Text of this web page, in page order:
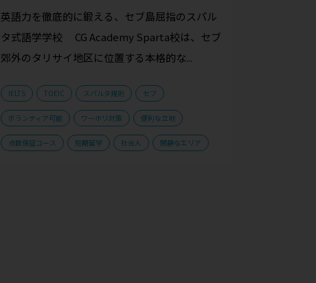
英語力を徹底的に鍛える、セブ島屈指のスパル
タ式語学学校 CG Academy Sparta校は、セブ
郊外のタリサイ地区に位置する本格的な...
IELTS TOEIC スパルタ規則 セブ
ボランティア可能 ワーホリ対策 便利な立地
点数保証コース 短期留学 社会人 閑静なエリア